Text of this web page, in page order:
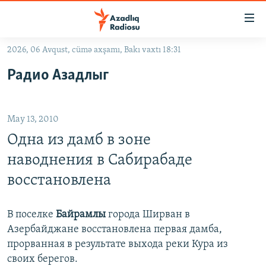
Əsas
qayıt
qayıt
Axtarışa
#İZAHLA
#ƏSLINDƏ
FƏRQƏ BAX
QANUNI DOĞRU
MULTIMEDIA
VIDEO
FOTOQALEREYA
RADIO ARXIV
OXU ZALI
HAQQIMIZDA
2026, 06 Avqust, cümə axşamı, Bakı vaxtı 18:31
Радио Азадлыг
May 13, 2010
Одна из дамб в зоне
наводнения в Сабирабаде
восстановлена
В поселке Байрамлы города Ширван в
Азербайджане восстановлена первая дамба,
прорванная в результате выхода реки Кура из
своих берегов.